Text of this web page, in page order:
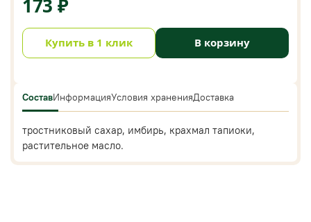
173 ₽
В корзину
Купить в 1 клик
СоставИнформацияУсловия храненияДоставка
тростниковый сахар, имбирь, крахмал тапиоки,
растительное масло.